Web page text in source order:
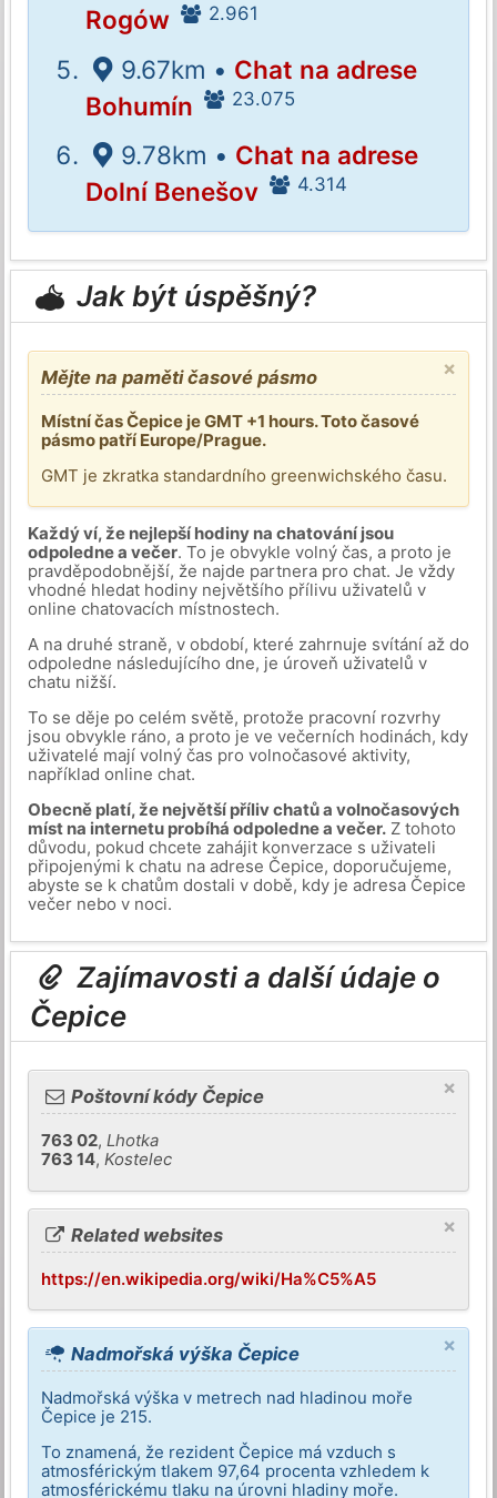
Rogów
2.961
9.67km • Chat na adrese
Bohumín
23.075
9.78km • Chat na adrese
Dolní Benešov
4.314
Jak být úspěšný?
×
Mějte na paměti časové pásmo
Místní čas Čepice je GMT +1 hours. Toto časové
pásmo patří Europe/Prague.
GMT je zkratka standardního greenwichského času.
Každý ví, že nejlepší hodiny na chatování jsou
odpoledne a večer. To je obvykle volný čas, a proto je
pravděpodobnější, že najde partnera pro chat. Je vždy
vhodné hledat hodiny největšího přílivu uživatelů v
online chatovacích místnostech.
A na druhé straně, v období, které zahrnuje svítání až do
odpoledne následujícího dne, je úroveň uživatelů v
chatu nižší.
To se děje po celém světě, protože pracovní rozvrhy
jsou obvykle ráno, a proto je ve večerních hodinách, kdy
uživatelé mají volný čas pro volnočasové aktivity,
například online chat.
Obecně platí, že největší příliv chatů a volnočasových
míst na internetu probíhá odpoledne a večer.Z tohoto
důvodu, pokud chcete zahájit konverzace s uživateli
připojenými k chatu na adrese Čepice, doporučujeme,
abyste se k chatům dostali v době, kdy je adresa Čepice
večer nebo v noci.
Zajímavosti a další údaje o
Čepice
×
Poštovní kódy Čepice
763 02,Lhotka
763 14,Kostelec
×
Related websites
https://en.wikipedia.org/wiki/Ha%C5%A5
×
Nadmořská výška Čepice
Nadmořská výška v metrech nad hladinou moře
Čepice je 215.
To znamená, že rezident Čepice má vzduch s
atmosférickým tlakem 97,64 procenta vzhledem k
atmosférickému tlaku na úrovni hladiny moře.